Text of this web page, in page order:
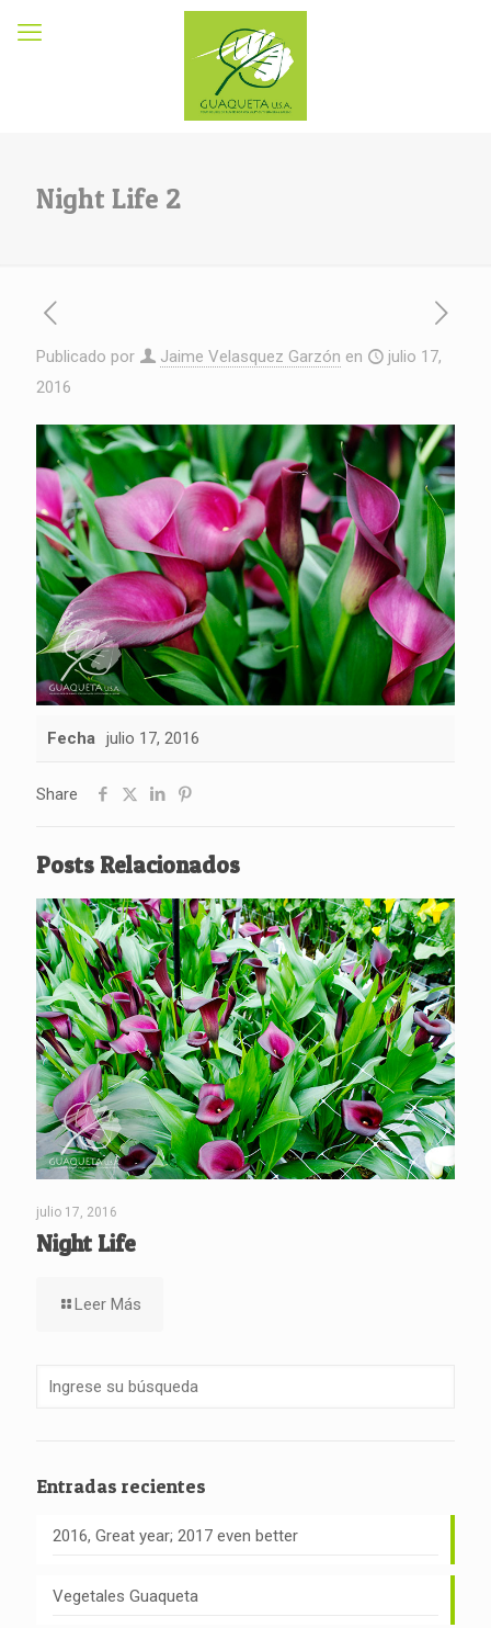
Night Life 2
Publicado por Jaime Velasquez Garzón en
julio 17,
2016
Fecha julio 17, 2016
Share
Posts Relacionados
julio 17, 2016
Night Life
Leer Más
Entradas recientes
2016, Great year; 2017 even better
Vegetales Guaqueta